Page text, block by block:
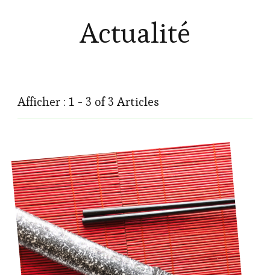
Actualité
Afficher : 1 - 3 of 3 Articles